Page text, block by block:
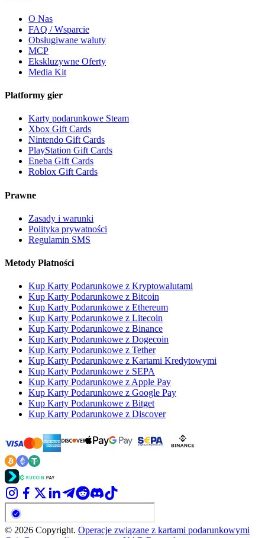
O Nas
FAQ / Wsparcie
Obsługiwane waluty
MCP
Ekskluzywne Oferty
Media Kit
Platformy gier
Karty podarunkowe Steam
Xbox Gift Cards
Nintendo Gift Cards
PlayStation Gift Cards
Eneba Gift Cards
Roblox Gift Cards
Prawne
Zasady i warunki
Polityka prywatności
Regulamin SMS
Metody Płatności
Kup Karty Podarunkowe z Kryptowalutami
Kup Karty Podarunkowe z Bitcoin
Kup Karty Podarunkowe z Ethereum
Kup Karty Podarunkowe z Litecoin
Kup Karty Podarunkowe z Binance
Kup Karty Podarunkowe z Dogecoin
Kup Karty Podarunkowe z Tether
Kup Karty Podarunkowe z Kartami Kredytowymi
Kup Karty Podarunkowe z SEPA
Kup Karty Podarunkowe z Apple Pay
Kup Karty Podarunkowe z Google Pay
Kup Karty Podarunkowe z Bitget
Kup Karty Podarunkowe z Discover
© 2026 Copyright. Operacje związane z kartami podarunkowymi